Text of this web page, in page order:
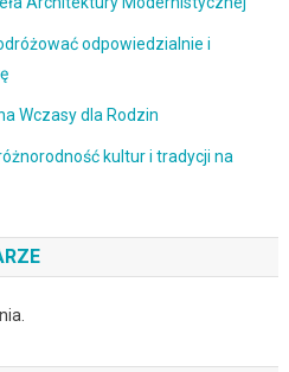
odpowiedzialnie i
Wczasy dla Rodzin
kultur i tradycji na